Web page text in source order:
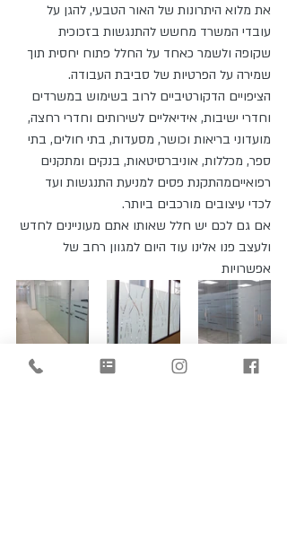
את מלוא היתרונות של האור הטבעי, להגן על
עובדי המשרד מחשש להתנגשות בזכוכית
שקופה ולשמר כאחד על החלל פתוח יחסית תוך
שמירה על הפרטיות של סביבת העבודה.
הציפויים הדקורטיביים לרוב בשימוש במשרדים
וחדרי ישיבות, אידיאליים לשירותים וחדרי רחצה,
מועדוני בריאות וכושר, מסעדות, בתי חולים, בתי
ספר, מכללות, אוניברסיטאות, בנקים ומתקנים
רפואייםמהתקנת פסים למניעת התנגשות ועד
לכדי עיצובים מורכבים ביותר.
אם גם לכם יש חלל שאותו אתם מעוניינים לחדש
ולעצב פנו אלינו עוד היום למגוון רחב של
אפשרויות